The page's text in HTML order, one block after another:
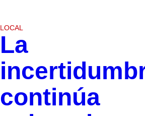
LOCAL
La
continúa